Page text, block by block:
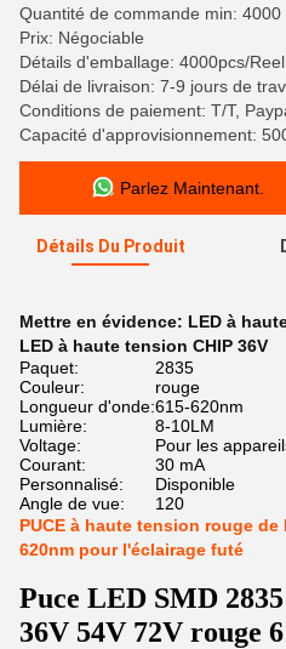
Quantité de commande min: 4000
Prix: Négociable
Détails d'emballage: 4000pcs/Reel
Délai de livraison: 7-9 jours de
Conditions de paiement: T/T,
Capacité d'approvisionnement:
Parlez Maintenant.
Détails Du Produit
Mettre en évidence: LED à
LED à haute tension CHIP 36V
Paquet:
2835
Couleur:
rouge
Longueur d'onde:615-620nm
Lumière:
8-10LM
Voltage:
Pour les
Courant:
30 mA
Personnalisé:
Disponible
Angle de vue:
120
PUCE à haute tension rouge de
620nm pour l'éclairage futé
Puce LED SMD
36V 54V 72V rouge